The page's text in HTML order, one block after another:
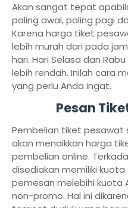
Akan sangat tepat
paling awal, paling pagi
Karena harga tiket
lebih murah dari pada
hari. Hari Selasa dan
lebih rendah. Inilah cara
yang perlu Anda ingat.
Pesan
Pembelian tiket pesawat
akan menaikkan harga
pembelian online.
disediakan memiliki
pemesan melebihi kuota
non-promo. Hal ini